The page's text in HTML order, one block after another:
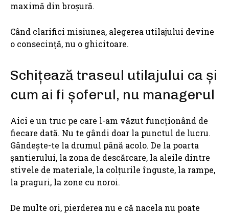
maximă din broșură.
Când clarifici misiunea, alegerea utilajului devine
o consecință, nu o ghicitoare.
Schițează traseul utilajului ca și
cum ai fi șoferul, nu managerul
Aici e un truc pe care l-am văzut funcționând de
fiecare dată. Nu te gândi doar la punctul de lucru.
Gândește-te la drumul până acolo. De la poarta
șantierului, la zona de descărcare, la aleile dintre
stivele de materiale, la colțurile înguste, la rampe,
la praguri, la zone cu noroi.
De multe ori, pierderea nu e că nacela nu poate